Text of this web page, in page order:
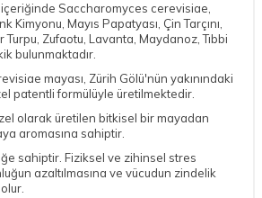
Saccharomyces cerevisiae,
Kimyonu, Mayıs Papatyası, Çin Tarçını,
Turpu, Zufaotu, Lavanta, Maydanoz, Tıbbi
bulunmaktadır.
mayası, Zürih Gölü'nün yakınındaki
patentli formülüyle üretilmektedir.
olarak üretilen bitkisel bir mayadan
aromasına sahiptir.
sahiptir. Fiziksel ve zihinsel stres
azaltılmasına ve vücudun zindelik